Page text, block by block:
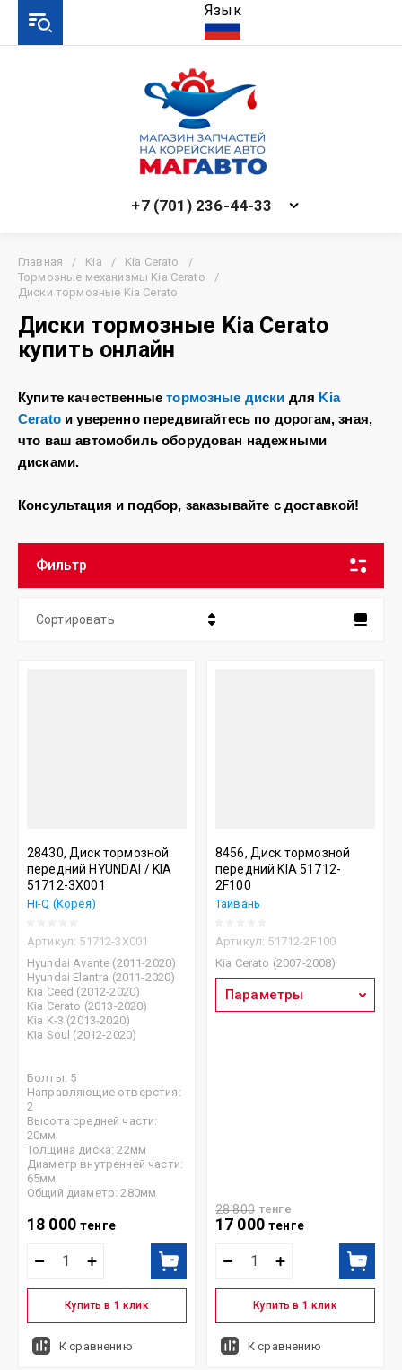
+7 (701) 236-44-33
Главная / Kia / Kia Cerato
/
Тормозные механизмы Kia Cerato
/
Диски тормозные Kia Cerato
Диски тормозные Kia Cerato
купить онлайн
Купите качественныетормозные диски для Kia
Cerato и уверенно передвигайтесь по дорогам, зная,
что ваш автомобиль оборудован надежными
дисками.
Консультация и подбор, заказывайте с доставкой!
Фильтр
Сортировать
28430, Диск тормозной
передний HYUNDAI / KIA
51712-3X001
Hi-Q (Корея)
Артикул: 51712-3X001
Hyundai Avante (2011-2020)
Hyundai Elantra (2011-2020)
Kia Ceed (2012-2020)
Kia Cerato (2013-2020)
Kia K-3 (2013-2020)
Kia Soul (2012-2020)
Болты: 5
Направляющие отверстия:
2
Высота средней части:
20мм
Толщина диска: 22мм
Диаметр внутренней части:
65мм
Общий диаметр: 280мм
18 000 тенге
Купить в 1 клик
К сравнению
8456, Диск тормозной
передний KIA 51712-
2F100
Тайвань
Артикул: 51712-2F100
Kia Cerato (2007-2008)
Параметры
28 800 тенге
17 000 тенге
Купить в 1 клик
К сравнению
Язык